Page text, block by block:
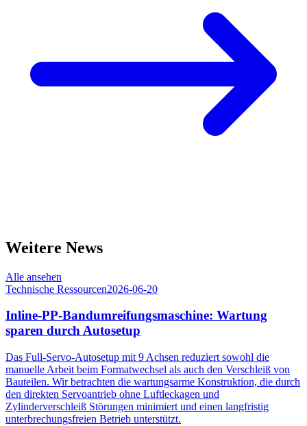
Weitere News
Alle ansehen
Technische Ressourcen2026-06-20
Inline-PP-Bandumreifungsmaschine: Wartung
sparen durch Autosetup
Das Full-Servo-Autosetup mit 9 Achsen reduziert sowohl die
manuelle Arbeit beim Formatwechsel als auch den Verschleiß von
Bauteilen. Wir betrachten die wartungsarme Konstruktion, die durch
den direkten Servoantrieb ohne Luftleckagen und
Zylinderverschleiß Störungen minimiert und einen langfristig
unterbrechungsfreien Betrieb unterstützt.